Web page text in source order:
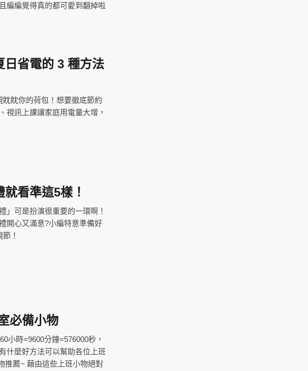
編編覺得真的都可愛到翻掉啦
日省電的 3 種方法
眈你的荷包！想要徹底節約
視訊上課讓家庭用電量大增，
看準這5樣！
」可是扮演很重要的一環啊！
開心又滿意?小編特意準備好
！
必備小物
小時=9600分鐘=576000秒，
什麼好方法可以幫助各位上班
推薦~ 藉由這些上班小物絕對